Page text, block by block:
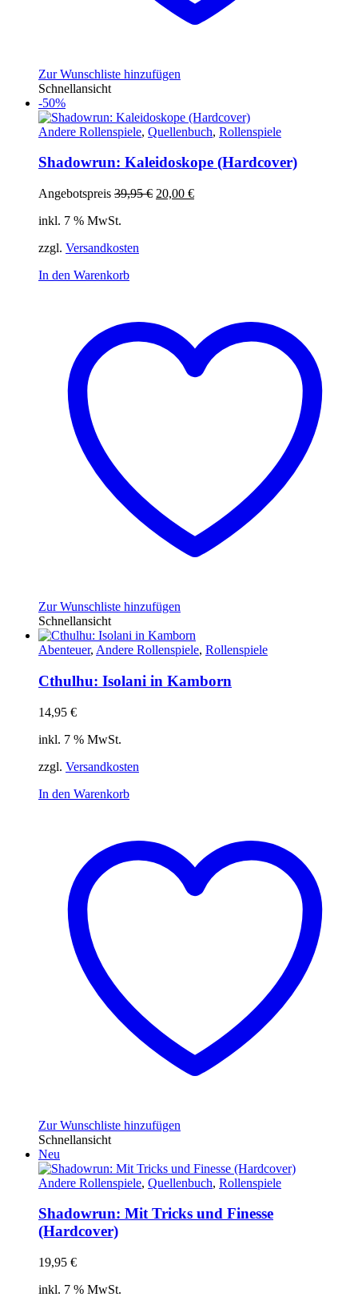
Zur Wunschliste hinzufügen
Schnellansicht
-50%
Andere Rollenspiele, Quellenbuch, Rollenspiele
Shadowrun: Kaleidoskope (Hardcover)
Angebotspreis 39,95€ Ursprünglicher
20,00 €Aktueller
inkl. 7 % MwSt.
zzgl. Versandkosten
In den Warenkorb
Zur Wunschliste hinzufügen
Schnellansicht
Abenteuer, Andere Rollenspiele, Rollenspiele
Cthulhu: Isolani in Kamborn
14,95 €
inkl. 7 % MwSt.
zzgl. Versandkosten
In den Warenkorb
Zur Wunschliste hinzufügen
Schnellansicht
Neu
Andere Rollenspiele, Quellenbuch, Rollenspiele
Shadowrun: Mit Tricks und Finesse
(Hardcover)
19,95 €
inkl. 7 % MwSt.